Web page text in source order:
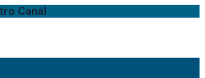
Canal